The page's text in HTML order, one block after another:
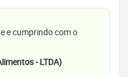
e cumprindo com o
- LTDA)